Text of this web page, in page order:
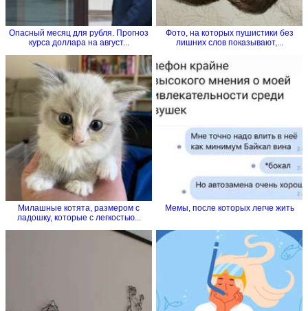
Опасный месяц для рубля. Прогноз
курса доллара на август...
Фото, на которых пушистики без
лишних слов показывают,...
Милашные котята, размером с
ладошку, которые с легкостью...
Мемы, после которых легче жить